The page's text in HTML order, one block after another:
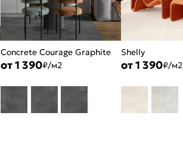
Concrete Courage Graphite
от 1 390₽/м2
Shelly
от 1 390₽/м2